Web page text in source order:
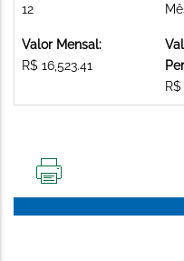
12
Valor Mensal:
R$ 16,523.41
PÁGINA